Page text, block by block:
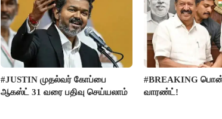
#JUSTIN முதல்வர் கோப்பை
ஆகஸ்ட் 31 வரை பதிவு செய்யலாம்
#BREAKING
வாரண்ட்!